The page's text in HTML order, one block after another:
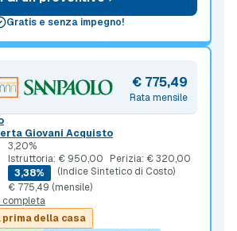
Gratis e senza impegno!
Rata mensile
€ 775,49
Giovani Acquisto
3,20%
Istruttoria: € 950,00
Perizia: € 320,00
3,38%
(Indice Sintetico di Costo)
€ 775,49 (mensile)
completa
della casa